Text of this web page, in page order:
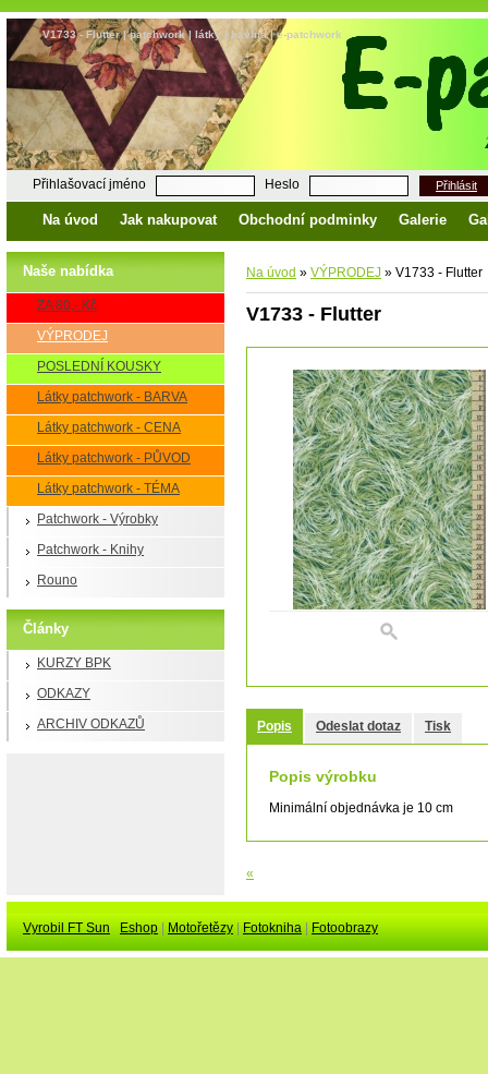
V1733 - Flutter | patchwork | látky | bavlna | e-patchwork
Přihlašovací jméno Heslo Přihlásit
Na úvod Jak nakupovat Obchodní podminky Galerie
Naše nabídka
ZA 80,- Kč
VÝPRODEJ
POSLEDNÍ KOUSKY
Látky patchwork - BARVA
Látky patchwork - CENA
Látky patchwork - PŮVOD
Látky patchwork - TÉMA
Patchwork - Výrobky
Patchwork - Knihy
Rouno
Články
KURZY BPK
ODKAZY
ARCHIV ODKAZŮ
Na úvod » VÝPRODEJ » V1733 - Flutter
V1733 - Flutter
Popis Odeslat dotaz Tisk
Popis výrobku
Minimální objednávka je 10 cm
«
Vyrobil FT Sun Eshop Motořetězy Fotokniha Fotoobrazy